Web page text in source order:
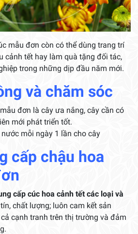
mẫu đơn còn có thể dùng trang trí
cảnh tết hay làm quà tặng đối tác,
trong những dịp đầu năm mới.
và chăm sóc
đơn là cây ưa nắng, cây cần có
mới phát triển tốt.
mỗi ngày 1 lần cho cây
cấp chậu hoa
cấp cúc hoa cảnh tết các loại và
chất lượng; luôn cam kết sản
cạnh tranh trên thị trường và đảm